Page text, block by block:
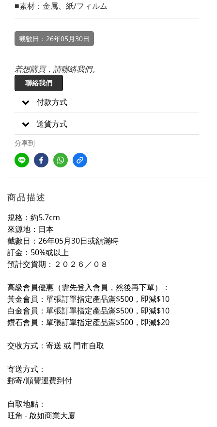
■素材：金属、紙/フィルム
截數日：26年05月30日
若想購買，請聯絡我們。
聯絡我們
付款方式
送貨方式
分享到
商品描述
規格：約5.7cm
來源地：日本
截數日：26年05月30日或額滿時
訂金：50%或以上
預計交貨期 ：２０２６／０ ８
高級會員優惠（需先登入會員，然後再下單）：
黃金會員：單張訂單指定產品滿$500，即減$10
白金會員：單張訂單指定產品滿$500，即減$10
鑽石會員：單張訂單指定產品滿$500，即減$20
交收方式：寄送 或 門市自取
寄送方式：
郵寄/順豐運費到付
自取地點：
旺角 - 啟如商業大廈